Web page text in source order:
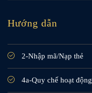
Hướng dẫn
2-Nhập mã/Nạp thẻ
4a-Quy chế hoạt động